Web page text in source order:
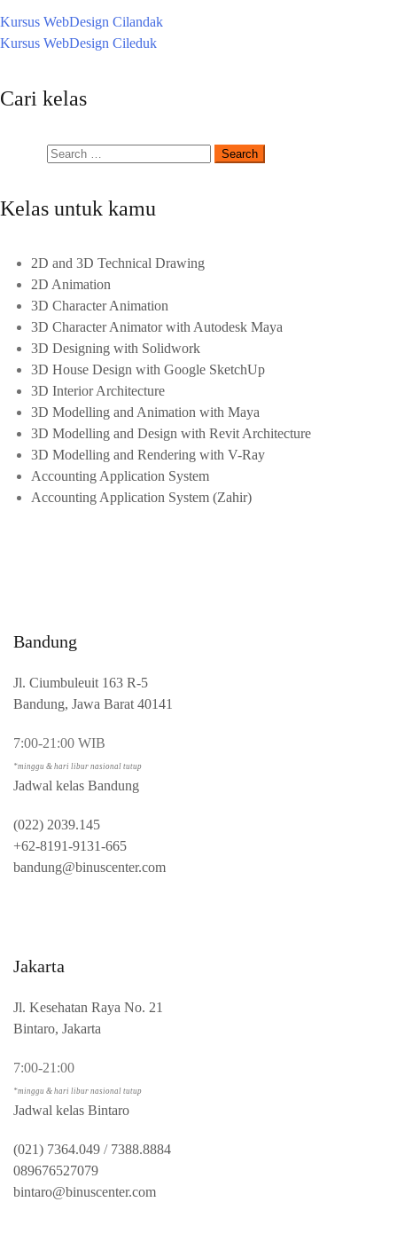
Kursus WebDesign Cilandak
Kursus WebDesign Cileduk
Cari kelas
Kelas untuk kamu
2D and 3D Technical Drawing
2D Animation
3D Character Animation
3D Character Animator with Autodesk Maya
3D Designing with Solidwork
3D House Design with Google SketchUp
3D Interior Architecture
3D Modelling and Animation with Maya
3D Modelling and Design with Revit Architecture
3D Modelling and Rendering with V-Ray
Accounting Application System
Accounting Application System (Zahir)
Bandung
Jl. Ciumbuleuit 163 R-5
Bandung, Jawa Barat 40141
7:00-21:00 WIB
*minggu & hari libur nasional tutup
Jadwal kelas Bandung
(022) 2039.145
+62-8191-9131-665
bandung@binuscenter.com
Jakarta
Jl. Kesehatan Raya No. 21
Bintaro, Jakarta
7:00-21:00
*minggu & hari libur nasional tutup
Jadwal kelas Bintaro
(021) 7364.049 / 7388.8884
089676527079
bintaro@binuscenter.com